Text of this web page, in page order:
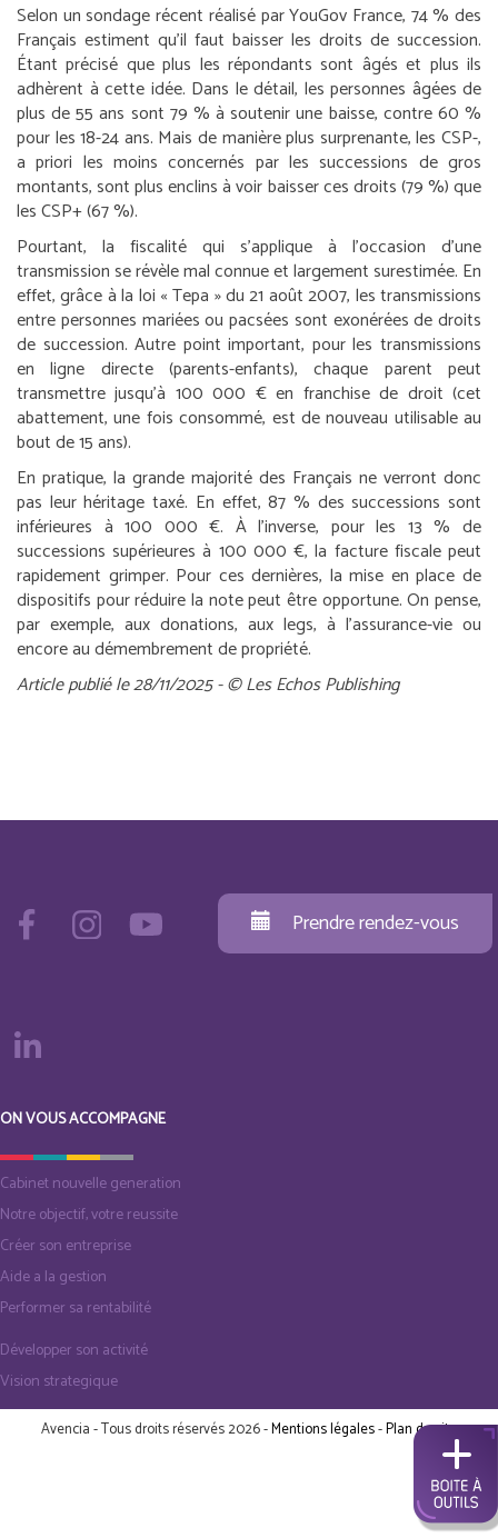
Selon un sondage récent réalisé par YouGov France, 74 % des
Français estiment qu’il faut baisser les droits de succession.
Étant précisé que plus les répondants sont âgés et plus ils
adhèrent à cette idée. Dans le détail, les personnes âgées de
plus de 55 ans sont 79 % à soutenir une baisse, contre 60 %
pour les 18-24 ans. Mais de manière plus surprenante, les CSP-,
a priori les moins concernés par les successions de gros
montants, sont plus enclins à voir baisser ces droits (79 %) que
les CSP+ (67 %).
Pourtant, la fiscalité qui s’applique à l’occasion d’une
transmission se révèle mal connue et largement surestimée. En
effet, grâce à la loi « Tepa » du 21 août 2007, les transmissions
entre personnes mariées ou pacsées sont exonérées de droits
de succession. Autre point important, pour les transmissions
en ligne directe (parents-enfants), chaque parent peut
transmettre jusqu’à 100 000 € en franchise de droit (cet
abattement, une fois consommé, est de nouveau utilisable au
bout de 15 ans).
En pratique, la grande majorité des Français ne verront donc
pas leur héritage taxé. En effet, 87 % des successions sont
inférieures à 100 000 €. À l’inverse, pour les 13 % de
successions supérieures à 100 000 €, la facture fiscale peut
rapidement grimper. Pour ces dernières, la mise en place de
dispositifs pour réduire la note peut être opportune. On pense,
par exemple, aux donations, aux legs, à l’assurance-vie ou
encore au démembrement de propriété.
Article publié le 28/11/2025 - © Les Echos Publishing
Prendre rendez-vous
ON VOUS ACCOMPAGNE
Cabinet nouvelle generation
Notre objectif, votre reussite
Créer son entreprise
Aide a la gestion
Performer sa rentabilité
Développer son activité
Vision strategique
Avencia - Tous droits réservés 2026 -Mentions légales-Plan du site